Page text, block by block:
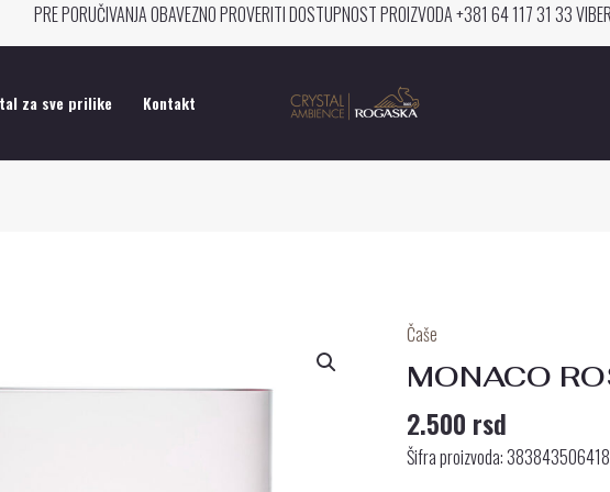
PRE PORUČIVANJA OBAVEZNO PROVERITI DOSTUPNOST PROIZVODA +381 64 117 31 33
za sve prilike Kontakt
Čaše
MONACO
2.500 rsd
Šifra proizvoda:
MONACO
ROSE
količina